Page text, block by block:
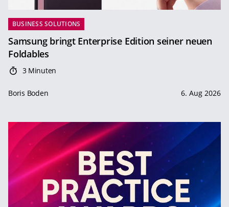
BUSINESS SOLUTIONS
Samsung bringt Enterprise Edition seiner neuen
Foldables
3 Minuten
Boris Boden 6. Aug 2026